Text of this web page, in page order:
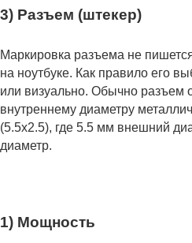
3) Разъем (штекер)
Маркировка разъема не
на ноутбуке. Как правило его
или визуально. Обычно разъем
внутреннему диаметру
(5.5x2.5), где 5.5 мм внешний
диаметр.
1) Мощность